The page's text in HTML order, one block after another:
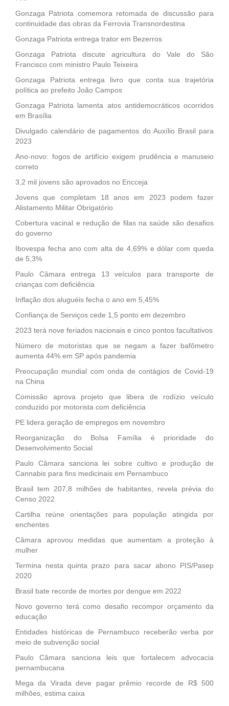
Gonzaga Patriota comemora retomada de discussão para
continuidade das obras da Ferrovia Transnordestina
Gonzaga Patriota entrega trator em Bezerros
Gonzaga Patriota discute agricultura do Vale do São
Francisco com ministro Paulo Teixeira
Gonzaga Patriota entrega livro que conta sua trajetória
política ao prefeito João Campos
Gonzaga Patriota lamenta atos antidemocráticos ocorridos
em Brasília
Divulgado calendário de pagamentos do Auxílio Brasil para
2023
Ano-novo: fogos de artifício exigem prudência e manuseio
correto
3,2 mil jovens são aprovados no Encceja
Jovens que completam 18 anos em 2023 podem fazer
Alistamento Militar Obrigatório
Cobertura vacinal e redução de filas na saúde são desafios
do governo
Ibovespa fecha ano com alta de 4,69% e dólar com queda
de 5,3%
Paulo Câmara entrega 13 veículos para transporte de
crianças com deficiência
Inflação dos aluguéis fecha o ano em 5,45%
Confiança de Serviços cede 1,5 ponto em dezembro
2023 terá nove feriados nacionais e cinco pontos facultativos
Número de motoristas que se negam a fazer bafômetro
aumenta 44% em SP após pandemia
Preocupação mundial com onda de contágios de Covid-19
na China
Comissão aprova projeto que libera de rodízio veículo
conduzido por motorista com deficiência
PE lidera geração de empregos em novembro
Reorganização do Bolsa Família é prioridade do
Desenvolvimento Social
Paulo Câmara sanciona lei sobre cultivo e produção de
Cannabis para fins medicinais em Pernambuco
Brasil tem 207,8 milhões de habitantes, revela prévia do
Censo 2022
Cartilha reúne orientações para população atingida por
enchentes
Câmara aprovou medidas que aumentam a proteção à
mulher
Termina nesta quinta prazo para sacar abono PIS/Pasep
2020
Brasil bate recorde de mortes por dengue em 2022
Novo governo terá como desafio recompor orçamento da
educação
Entidades históricas de Pernambuco receberão verba por
meio de subvenção social
Paulo Câmara sanciona leis que fortalecem advocacia
pernambucana
Mega da Virada deve pagar prêmio recorde de R$ 500
milhões, estima caixa